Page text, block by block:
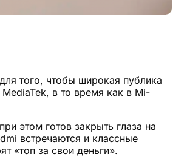
того, чтобы широкая публика
в то время как в Mi-
этом готов закрыть глаза на
встречаются и классные
«топ за свои деньги».